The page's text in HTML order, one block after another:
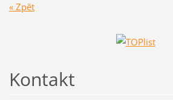
« Zpět
Kontakt